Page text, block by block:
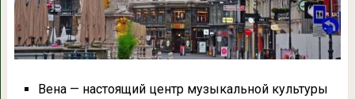
Вена — настоящий центр музыкальной культуры